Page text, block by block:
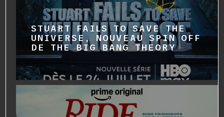
STUART FAILS TO SAVE THE
UNIVERSE, NOUVEAU SPIN OFF
DE THE BIG BANG THEORY